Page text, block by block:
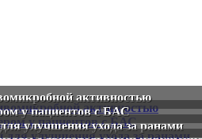
активностью
у пациентов с БАС
улучшения ухода за ранами